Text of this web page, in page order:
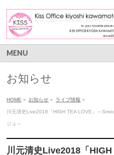
MENU
お知らせ
HOME » お知らせ » ライブ情報 »
川元清史Live2018「HIGH TEA LOVE」～
ジュ～
川元清史Live2018「